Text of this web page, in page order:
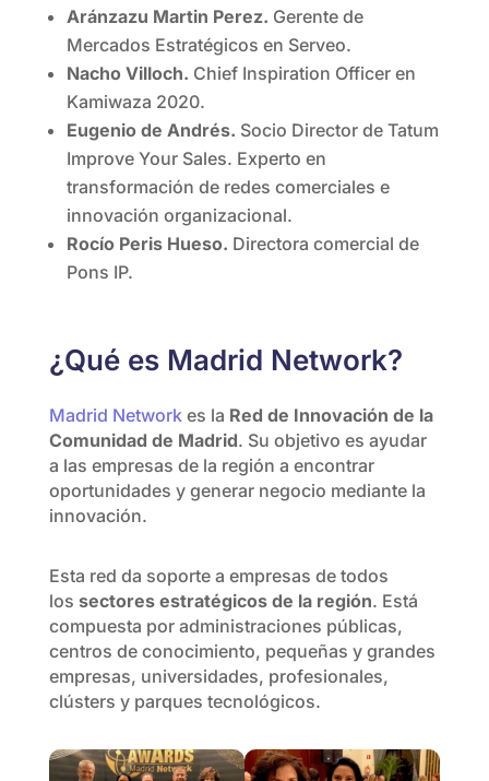
Aránzazu Martin Perez. Gerente de
Mercados Estratégicos en Serveo.
Nacho Villoch. Chief Inspiration Officer en
Kamiwaza 2020.
Eugenio de Andrés. Socio Director de Tatum
Improve Your Sales. Experto en
transformación de redes comerciales e
innovación organizacional.
Rocío Peris Hueso. Directora comercial de
Pons IP.
¿Qué es Madrid Network?
Madrid Network es la Red de Innovación de la
Comunidad de Madrid. Su objetivo es ayudar
a las empresas de la región a encontrar
oportunidades y generar negocio mediante la
innovación.
Esta red da soporte a empresas de todos
los sectores estratégicos de la región. Está
compuesta por administraciones públicas,
centros de conocimiento, pequeñas y grandes
empresas, universidades, profesionales,
clústers y parques tecnológicos.